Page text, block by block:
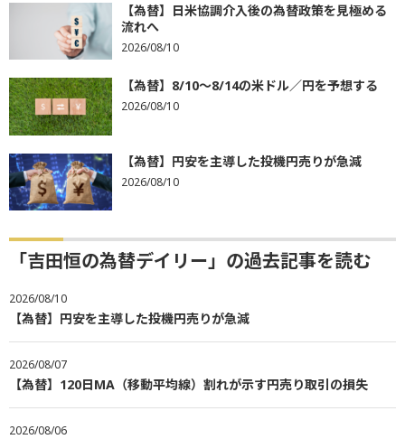
【為替】日米協調介入後の為替政策を見極める
流れへ
2026/08/10
【為替】8/10～8/14の米ドル／円を予想する
2026/08/10
【為替】円安を主導した投機円売りが急減
2026/08/10
「吉田恒の為替デイリー」の過去記事を読む
2026/08/10
【為替】円安を主導した投機円売りが急減
2026/08/07
【為替】120日MA（移動平均線）割れが示す円売り取引の損失
2026/08/06